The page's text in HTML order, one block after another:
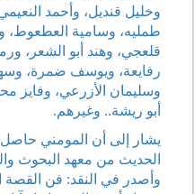
وخليل قنديل، وأحمد
طمليه، وسامية
قلعجي، وهند أبو الشعر،
رفايعة، ويوسف ضمرة،
وسليمان الأزرعي، وفايز
أبو ريشة.. وغيرهم.
يشار إلى أن المومني
الحديث من معهد البحوث
وأصدر في النقد: فن القصة